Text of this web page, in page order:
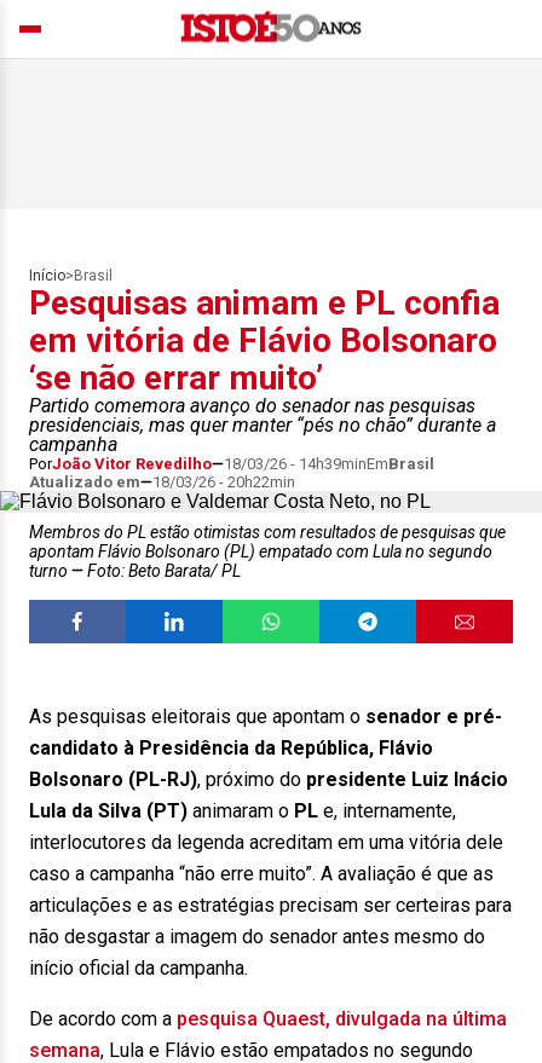
Início> Brasil
Pesquisas animam e PL confia
em vitória de Flávio Bolsonaro
‘se não errar muito’
Partido comemora avanço do senador nas pesquisas
presidenciais, mas quer manter “pés no chão” durante a
campanha
PorJoão Vitor Revedilho 18/03/26 - 14h39minEmBrasil
Atualizado em
18/03/26 - 20h22min
Membros do PL estão otimistas com resultados de pesquisas que
apontam Flávio Bolsonaro (PL) empatado com Lula no segundo
turno
Foto: Beto Barata/ PL
As pesquisas eleitorais que apontam o senador e pré-
candidato à Presidência da República, Flávio
Bolsonaro (PL-RJ), próximo do presidente Luiz Inácio
Lula da Silva (PT) animaram o PL e, internamente,
interlocutores da legenda acreditam em uma vitória dele
caso a campanha “não erre muito”. A avaliação é que as
articulações e as estratégias precisam ser certeiras para
não desgastar a imagem do senador antes mesmo do
início oficial da campanha.
De acordo com a pesquisa Quaest, divulgada na última
semana, Lula e Flávio estão empatados no segundo